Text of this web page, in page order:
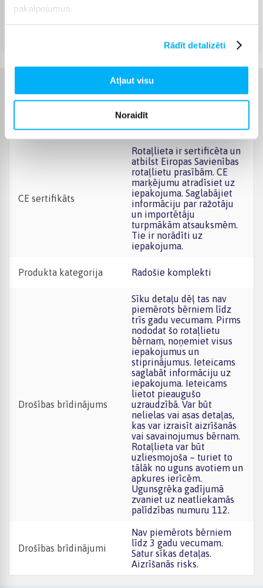
pakalpojumus.
Rādīt detalizēti
Atļaut visu
Noraidīt
Augusts 18d. - Augusts 26d.
Raksturlielumi
CE sertifikāts
Rotaļlieta ir sertificēta un
atbilst Eiropas Savienības
rotaļlietu prasībām. CE
marķējumu atradīsiet uz
iepakojuma. Saglabājiet
informāciju par ražotāju
un importētāju
turpmākām atsauksmēm.
Tie ir norādīti uz
iepakojuma.
Produkta kategorija Radošie komplekti
Drošības brīdinājums
Sīku detaļu dēļ tas nav
piemērots bērniem līdz
trīs gadu vecumam. Pirms
nododat šo rotaļlietu
bērnam, noņemiet visus
iepakojumus un
stiprinājumus. Ieteicams
saglabāt informāciju uz
iepakojuma. Ieteicams
lietot pieaugušo
uzraudzībā. Var būt
nelielas vai asas detaļas,
kas var izraisīt aizrīšanās
vai savainojumus bērnam.
Rotaļlieta var būt
uzliesmojoša – turiet to
tālāk no uguns avotiem un
apkures ierīcēm.
Ugunsgrēka gadījumā
zvaniet uz neatliekamās
palīdzības numuru 112.
Drošības brīdinājumi
Nav piemērots bērniem
līdz 3 gadu vecumam.
Satur sīkas detaļas.
Aizrīšanās risks.